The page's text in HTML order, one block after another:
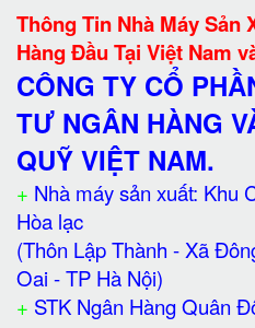
Thông Tin Nhà Máy Sản
Hàng Đầu Tại Việt Nam
CÔNG TY CỔ
TƯ NGÂN HÀNG
QUỸ VIỆT NAM.
+ Nhà máy sản xuất: Khu
Hòa lạc
(Thôn Lập Thành - Xã
Oai - TP Hà Nội)
+ STK Ngân Hàng Quân